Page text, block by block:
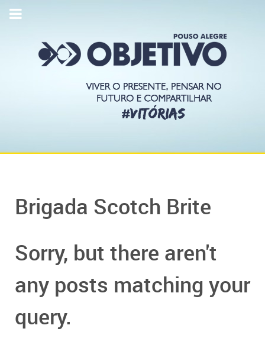
Brigada Scotch Brite
Sorry, but there aren't
any posts matching your
query.